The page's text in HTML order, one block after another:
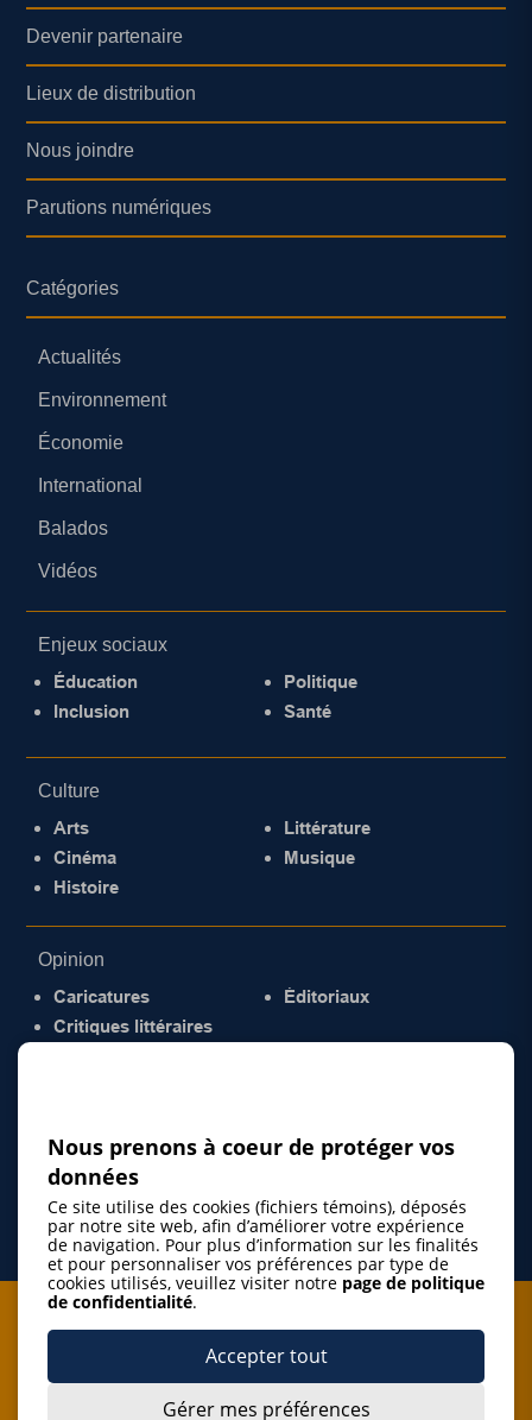
Devenir partenaire
Lieux de distribution
Nous joindre
Parutions numériques
Catégories
Actualités
Environnement
Économie
International
Balados
Vidéos
Enjeux sociaux
Éducation
Inclusion
Politique
Santé
Culture
Arts
Cinéma
Histoire
Littérature
Musique
Opinion
Caricatures
Critiques littéraires
Éditoriaux
Je m'abonne à l'infolettre
Nous prenons à coeur de protéger vos
données
Ce site utilise des cookies (fichiers témoins), déposés
par notre site web, afin d’améliorer votre expérience
de navigation. Pour plus d’information sur les finalités
et pour personnaliser vos préférences par type de
cookies utilisés, veuillez visiter notre page de politique
de confidentialité.
Accepter tout
Gérer mes préférences